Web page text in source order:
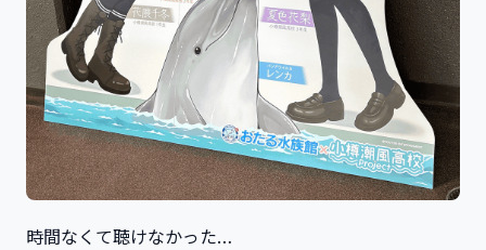
時間なくて聴けなかった…